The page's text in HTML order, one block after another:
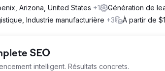
Arizona, United States +1 Génération de
Industrie manufacturière +3 À partir de
SEO
intelligent. Résultats concrets.